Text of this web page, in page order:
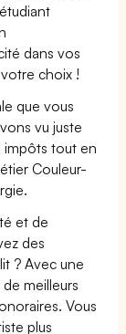
dans vos
choix !
que vous
vu juste
impôts tout en
Couleur-
et de
des
? Avec une
meilleurs
Vous
plus